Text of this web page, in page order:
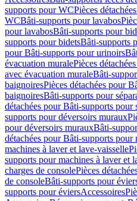
supports pour WCPièces
WCBâti-supports pour lavabos
pour lavabosBâti-supports pour
supports pour bidetsBâti-supports
pour Bâti-supports pour urinoirs
évacuation muralePièces
avec évacuation muraleBâti-
baignoiresPièces détachées pour
baignoiresBâti-supports pour
détachées pour Bâti-supports pour
supports pour déversoirs muraux
pour déversoirs murauxBâti-
détachées pour Bâti-supports pour
machines à laver et lave-vaisselle
supports pour machines à laver et
charges de consolePièces
de consoleBâti-supports pour
supports pour éviersAccessoires